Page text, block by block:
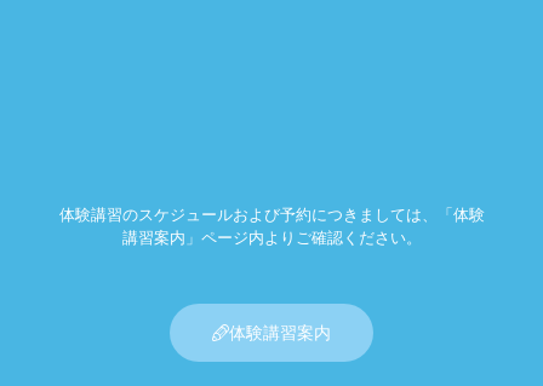
体験講習のスケジュールおよび予約につきましては、「体験
講習案内」ページ内よりご確認ください。
体験講習案内